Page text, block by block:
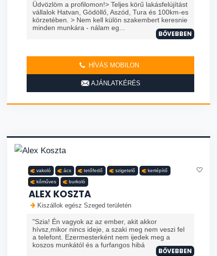
Üdvözlöm a profilomon!> Teljes körű lakásfelújítást
vállalok Hatvan, Gödöllő, Aszód, Tura és 100km-es
körzetében. > Nem kell külön szakembert keresnie
minden munkára - nálam eg...
BŐVEBBEN
HÍVÁS MOBILON
AJÁNLATKÉRÉS
vakoló ács tetőfedő szigetelő kertépítő
kőműves burkoló
ALEX KOSZTA
Kiszállok egész Szeged területén
"Szia! Én vagyok az az ember, akit akkor
hívsz,mikor nincs ideje, a szaki meg nem veszi fel
a telefont. Ezermesterként nem ijedek meg a
koszos munkától és a furfangos hibá
BŐVEBBEN